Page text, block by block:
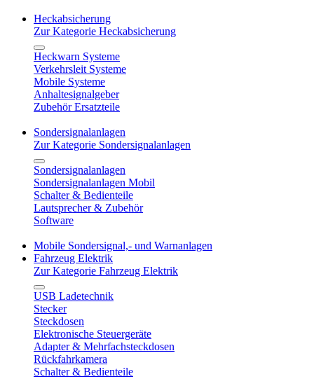
Heckabsicherung
Zur Kategorie Heckabsicherung
Heckwarn Systeme
Verkehrsleit Systeme
Mobile Systeme
Anhaltesignalgeber
Zubehör Ersatzteile
Sondersignalanlagen
Zur Kategorie Sondersignalanlagen
Sondersignalanlagen
Sondersignalanlagen Mobil
Schalter & Bedienteile
Lautsprecher & Zubehör
Software
Mobile Sondersignal,- und Warnanlagen
Fahrzeug Elektrik
Zur Kategorie Fahrzeug Elektrik
USB Ladetechnik
Stecker
Steckdosen
Elektronische Steuergeräte
Adapter & Mehrfachsteckdosen
Rückfahrkamera
Schalter & Bedienteile